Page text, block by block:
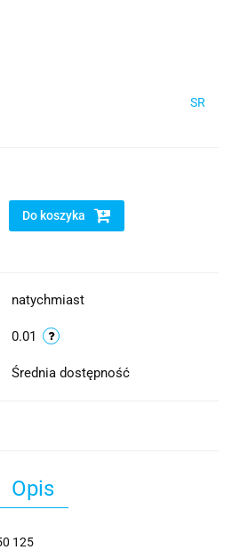
SR
Do koszyka
natychmiast
0.01
Średnia dostępność
Opis
125